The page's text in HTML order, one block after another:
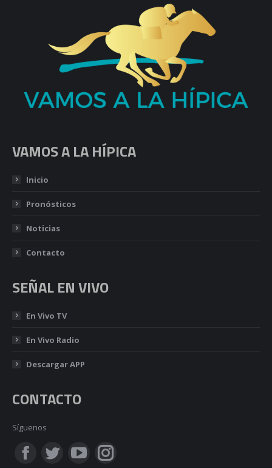
VAMOS A LA HÍPICA
Inicio
Pronósticos
Noticias
Contacto
SEÑAL EN VIVO
En Vivo TV
En Vivo Radio
Descargar APP
CONTACTO
Síguenos
Encuéntranos en:
FacebookTwitterYouTubeInstagram